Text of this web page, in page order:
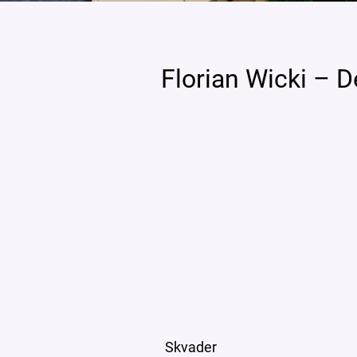
Florian Wicki –
Skvader